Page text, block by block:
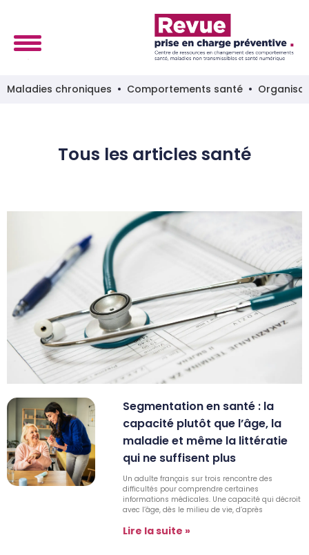
Maladies chroniques Comportements santé
Tous les articles santé
Segmentation en santé : la
capacité plutôt que l’âge, la
maladie et même la littératie
qui ne suffisent plus
Un adulte français sur trois rencontre des
difficultés pour comprendre certaines
informations médicales. Une capacité qui décroit
avec l’âge, dès le milieu de vie, d’après
Lire la suite »